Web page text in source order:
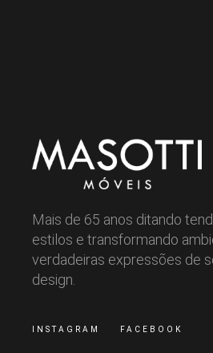
Mais de 65 anos ditando
estilos e transformando
verdadeiras expressões de
design.
INSTAGRAM FACEBOOK